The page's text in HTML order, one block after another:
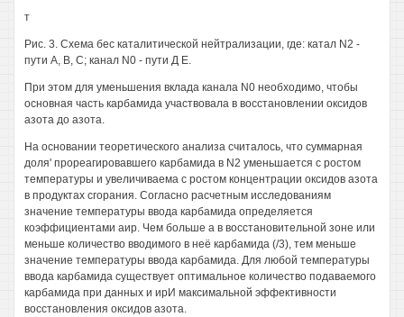
т
Рис. 3. Схема бес каталитической нейтрализации, где: катал N2 -
пути А, В, С; канал N0 - пути Д Е.
При этом для уменьшения вклада канала N0 необходимо, чтобы
основная часть карбамида участвовала в восстановлении оксидов
азота до азота.
На основании теоретического анализа считалось, что суммарная
доля' прореагировавшего карбамида в N2 уменьшается с ростом
температуры и увеличиваема с ростом концентрации оксидов азота
в продуктах сгорания. Согласно расчетным исследованиям
значение температуры ввода карбамида определяется
коэффициентами аир. Чем больше а в восстановительной зоне или
меньше количество вводимого в неё карбамида (/3), тем меньше
значение температуры ввода карбамида. Для любой температуры
ввода карбамида существует оптимальное количество подаваемого
карбамида при данных и ирИ максимальной эффективности
восстановления оксидов азота.